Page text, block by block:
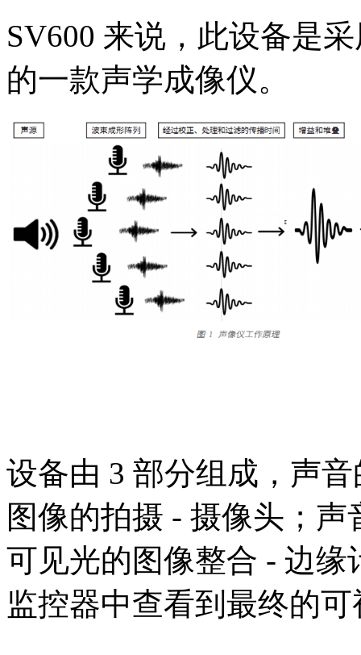
SV600 来说，此设备是
的一款声学成像仪。
设备由 3 部分组成，声
图像的拍摄 - 摄像头；
可见光的图像整合 - 边
监控器中查看到最终的